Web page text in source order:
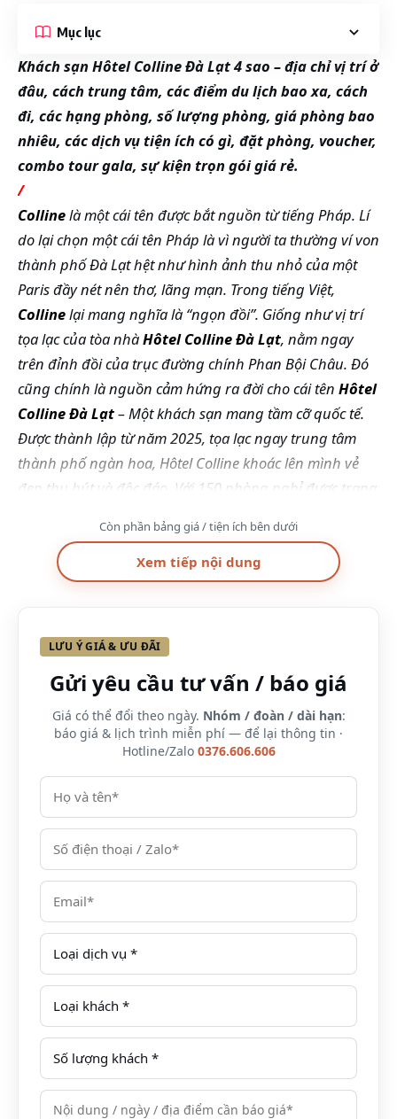
Mục lục
Khách sạn Hôtel Colline Đà Lạt 4 sao – địa chỉ vị trí ở
đâu, cách trung tâm, các điểm du lịch bao xa, cách
đi, các hạng phòng, số lượng phòng, giá phòng bao
nhiêu, các dịch vụ tiện ích có gì, đặt phòng, voucher,
combo tour gala, sự kiện trọn gói giá rẻ.
/
Collinelà một cái tên được bắt nguồn từ tiếng Pháp. Lí
do lại chọn một cái tên Pháp là vì người ta thường ví von
thành phố Đà Lạt hệt như hình ảnh thu nhỏ của một
Paris đầy nét nên thơ, lãng mạn. Trong tiếng Việt,
Collinelại mang nghĩa là “ngọn đồi”. Giống như vị trí
tọa lạc của tòa nhàHôtel Colline Đà Lạt, nằm ngay
trên đỉnh đồi của trục đường chính Phan Bội Châu. Đó
cũng chính là nguồn cảm hứng ra đời cho cái tên Hôtel
Colline Đà Lạt– Một khách sạn mang tầm cỡ quốc tế.
Được thành lập từ năm 2025, tọa lạc ngay trung tâm
thành phố ngàn hoa, Hôtel Colline khoác lên mình vẻ
đẹp thu hút và độc đáo. Với 150 phòng nghỉ được trang
Hội nghị & Tiệc cưới với sức chứa lên đến 1.000 khách,
nhà hàng Á & Âu, dịch vụ Gym & Spa, quầy Bar &
Coffee,… cùng với những tiện ích khác mang chất lượng
nhu cầu của du khách.
1. Vị Trí khách sạn Hotel Colline Đà Lạt
Còn phần bảng giá / tiện ích bên dưới
Xem tiếp nội dung
LƯU Ý GIÁ & ƯU ĐÃI
Gửi yêu cầu tư vấn / báo giá
Giá có thể đổi theo ngày. Nhóm / đoàn / dài hạn:
báo giá & lịch trình miễn phí — để lại thông tin ·
Hotline/Zalo 0376.606.606